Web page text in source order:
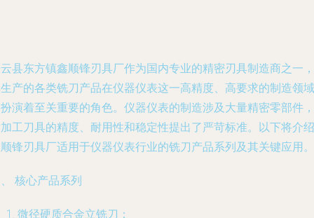
县东方镇鑫顺锋刃具厂作为国内专业的精密刃具制造商之一，
产的各类铣刀产品在仪器仪表这一高精度、高要求的制造领域
演着至关重要的角色。仪器仪表的制造涉及大量精密零部件，
工刀具的精度、耐用性和稳定性提出了严苛标准。以下将介绍
锋刃具厂适用于仪器仪表行业的铣刀产品系列及其关键应用。
核心产品系列
微径硬质合金立铣刀 ：